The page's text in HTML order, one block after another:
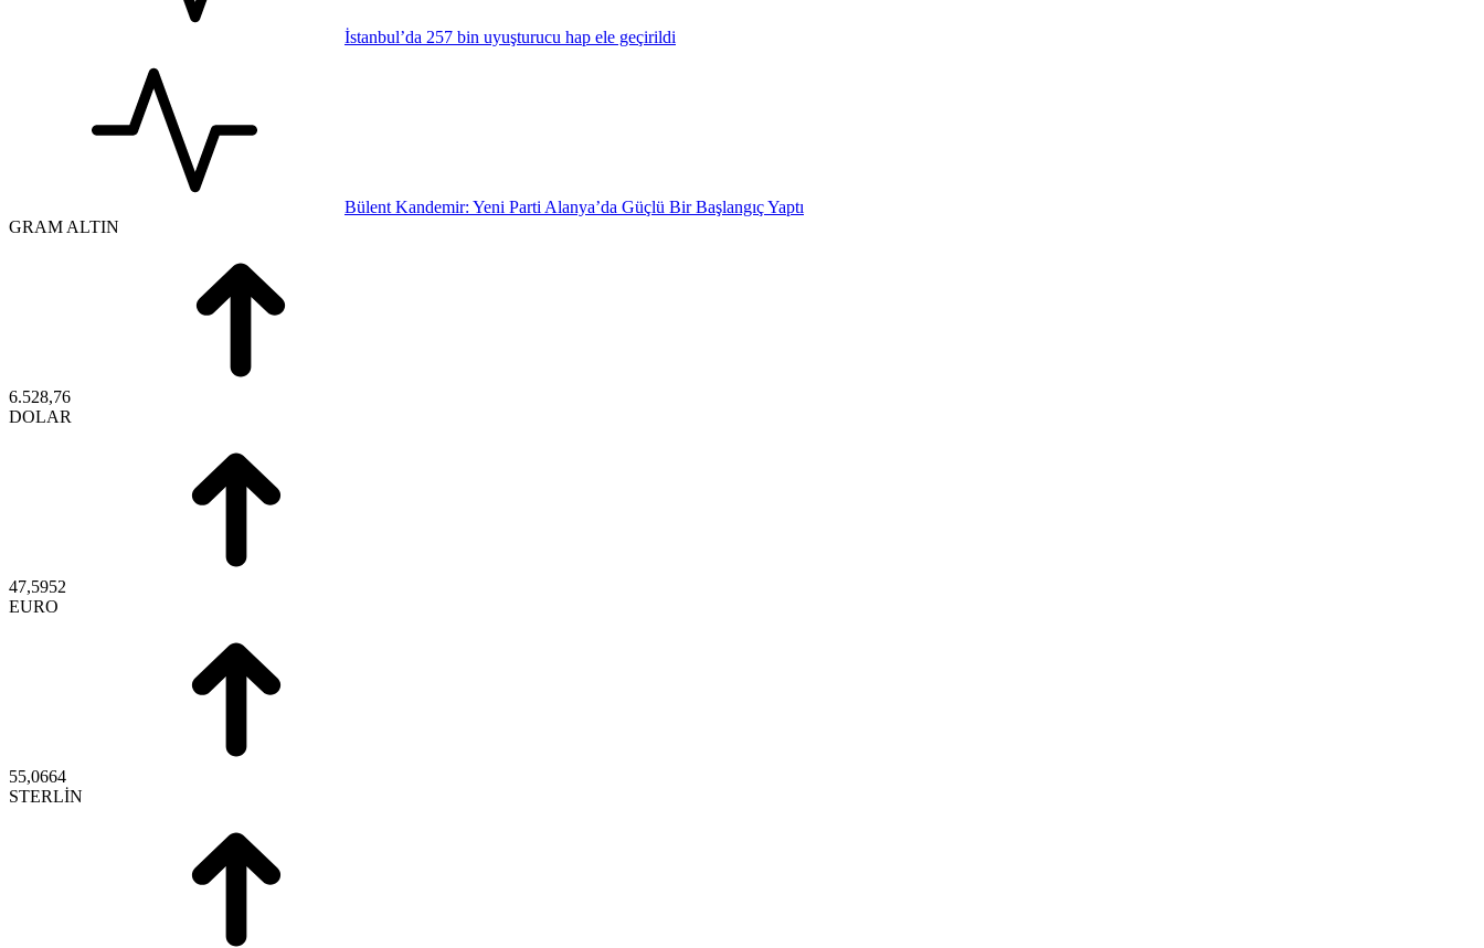
İstanbul’da 257 bin uyuşturucu hap ele geçirildi
Bülent Kandemir: Yeni Parti Alanya’da Güçlü Bir Başlangıç Yaptı
GRAM ALTIN
6.528,76
DOLAR
47,5952
EURO
55,0664
STERLİN